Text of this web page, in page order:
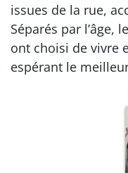
issues de la rue,
Séparés par l’âge,
ont choisi de vivre
espérant le